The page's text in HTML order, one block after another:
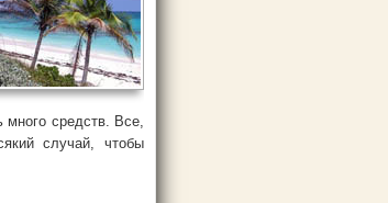
средств. Все,
случай, чтобы